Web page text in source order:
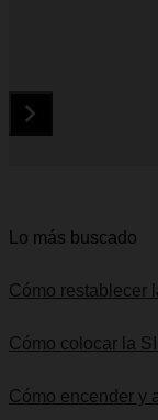
Diapositiva 1 de
Lo más buscado
Cómo restablecer
Cómo colocar la
Cómo encender y